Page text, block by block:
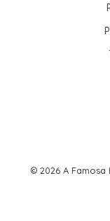
© 2026 A